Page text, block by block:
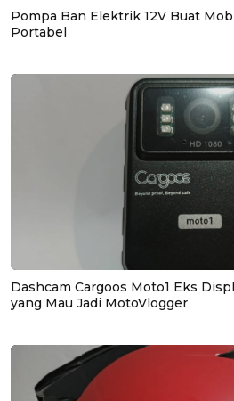
Pompa Ban Elektrik 12V Buat
Portabel
Dashcam Cargoos Moto1 Eks
yang Mau Jadi MotoVlogger